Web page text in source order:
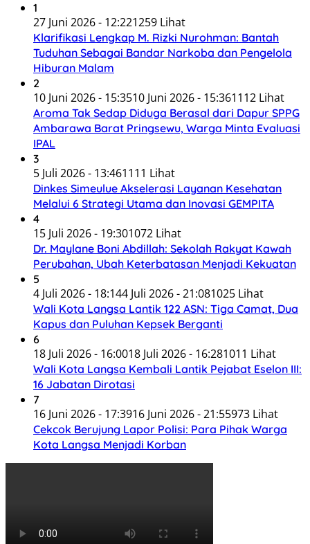
1
27 Juni 2026 - 12:221259 Lihat
Klarifikasi Lengkap M. Rizki Nurohman: Bantah
Tuduhan Sebagai Bandar Narkoba dan Pengelola
Hiburan Malam
2
10 Juni 2026 - 15:3510 Juni 2026 - 15:361112 Lihat
Aroma Tak Sedap Diduga Berasal dari Dapur SPPG
Ambarawa Barat Pringsewu, Warga Minta Evaluasi
IPAL
3
5 Juli 2026 - 13:461111 Lihat
Dinkes Simeulue Akselerasi Layanan Kesehatan
Melalui 6 Strategi Utama dan Inovasi GEMPITA
4
15 Juli 2026 - 19:301072 Lihat
Dr. Maylane Boni Abdillah: Sekolah Rakyat Kawah
Perubahan, Ubah Keterbatasan Menjadi Kekuatan
5
4 Juli 2026 - 18:144 Juli 2026 - 21:081025 Lihat
Wali Kota Langsa Lantik 122 ASN: Tiga Camat, Dua
Kapus dan Puluhan Kepsek Berganti
6
18 Juli 2026 - 16:0018 Juli 2026 - 16:281011 Lihat
Wali Kota Langsa Kembali Lantik Pejabat Eselon III:
16 Jabatan Dirotasi
7
16 Juni 2026 - 17:3916 Juni 2026 - 21:55973 Lihat
Cekcok Berujung Lapor Polisi: Para Pihak Warga
Kota Langsa Menjadi Korban